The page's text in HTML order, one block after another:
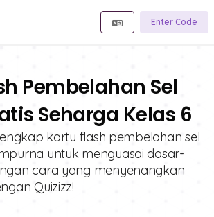
Enter Code
Pembelahan Sel
Seharga Kelas 6
kartu flash pembelahan sel
untuk menguasai dasar-
cara yang menyenangkan
Quizizz!